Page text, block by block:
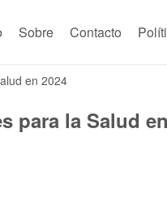
Sobre Contacto
en 2024
para la Salud